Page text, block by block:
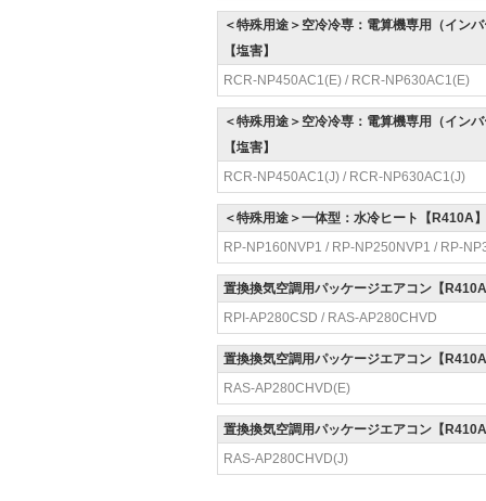
＜特殊用途＞空冷冷専：電算機専用（イン
【塩害】
RCR-NP450AC1(E) / RCR-NP630AC1(E)
＜特殊用途＞空冷冷専：電算機専用（イン
【塩害】
RCR-NP450AC1(J) / RCR-NP630AC1(J)
＜特殊用途＞一体型：水冷ヒート【R410A
RP-NP160NVP1 / RP-NP250NVP1 / RP-
置換換気空調用パッケージエアコン【
RPI-AP280CSD / RAS-AP280CHVD
置換換気空調用パッケージエアコン【
RAS-AP280CHVD(E)
置換換気空調用パッケージエアコン【
RAS-AP280CHVD(J)